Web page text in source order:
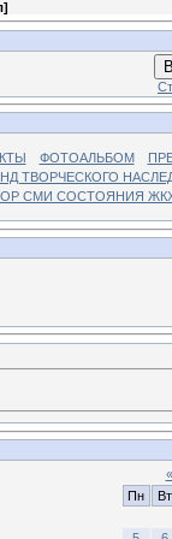
]
ФОТОАЛЬБОМ
ТВОРЧЕСКОГО
СМИ СОСТОЯНИЯ
«
Пн
Вт